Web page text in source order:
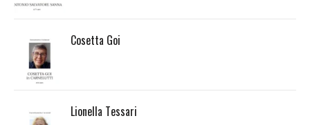
Cosetta Goi
Lionella Tessari